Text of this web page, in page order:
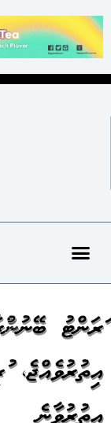
ކަރަންޓު
އިތުރުވެއްޖެ،